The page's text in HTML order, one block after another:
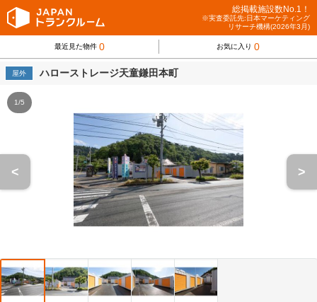
総掲載施設数No.1！
※実査委託先:日本マーケティング
リサーチ機構(2026年3月)
最近見た物件 0 お気に入り 0
屋外 ハローストレージ天童鎌田本町
1/5
< >